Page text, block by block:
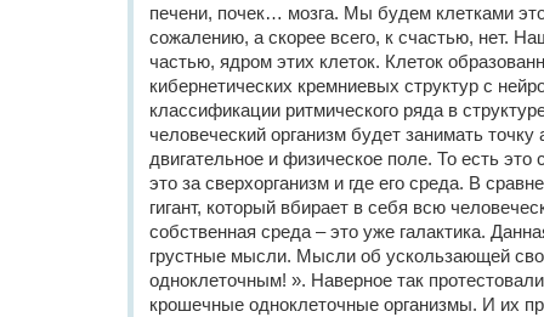
печени, почек… мозга. Мы будем клетками
сожалению, а скорее всего, к счастью, нет.
частью, ядром этих клеток. Клеток
кибернетических кремниевых структур с
классификации ритмического ряда в
человеческий организм будет занимать точку
двигательное и физическое поле. То есть
это за сверхорганизм и где его среда. В
гигант, который вбирает в себя всю
собственная среда – это уже галактика.
грустные мысли. Мысли об ускользающей
одноклеточным! ». Наверное так
крошечные одноклеточные организмы. И их